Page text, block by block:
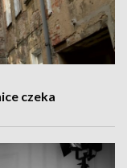
czeka